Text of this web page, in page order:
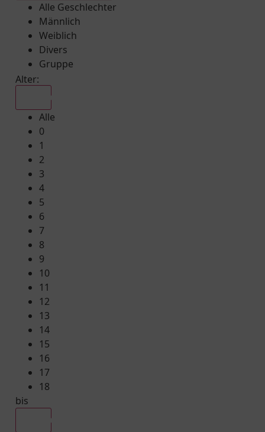
Alle Geschlechter
Männlich
Weiblich
Divers
Gruppe
Alter:
Alle
0
1
2
3
4
5
6
7
8
9
10
11
12
13
14
15
16
17
18
bis